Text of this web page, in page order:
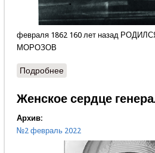
февраля 1862 160 лет назад
МОРОЗОВ
Подробнеео Сгусток энергии
Женское сердце
Архив:
№2 февраль 2022